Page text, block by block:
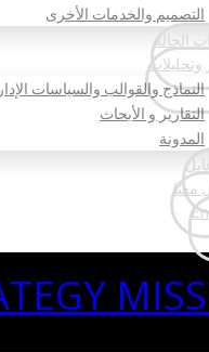
التصميم والخدمات الأخرى
الحالة
وتحليلات
النماذج والقوالب والسياسات
التقارير و الأبحاث
المدونة
معنا